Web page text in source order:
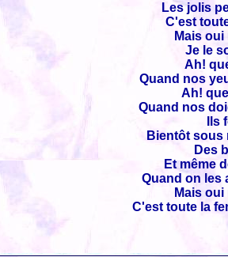
Les jolis
C'est
Mais oui
Je le
Ah!
Quand nos
Ah!
Quand nos
Ils
Bientôt sous
Des
Et même
Quand on les
Mais oui
C'est toute la